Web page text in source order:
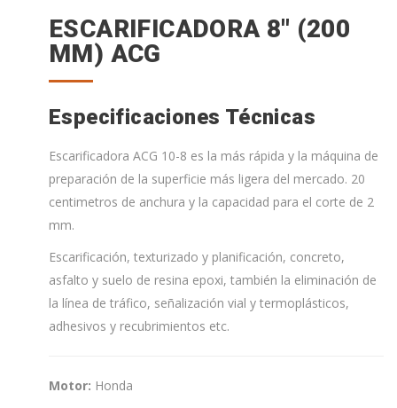
ESCARIFICADORA 8'' (200
MM) ACG
Especificaciones Técnicas
Escarificadora ACG 10-8 es la más rápida y la máquina de
preparación de la superficie más ligera del mercado. 20
centimetros de anchura y la capacidad para el corte de 2
mm.
Escarificación, texturizado y planificación, concreto,
asfalto y suelo de resina epoxi, también la eliminación de
la línea de tráfico, señalización vial y termoplásticos,
adhesivos y recubrimientos etc.
Motor: Honda